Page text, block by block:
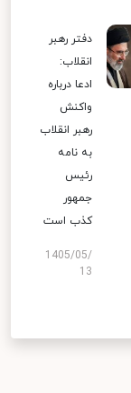
دفتر رهبر
انقلاب:
ادعا درباره
واکنش
رهبر انقلاب
به نامه
رئیس
جمهور
کذب است
1405/05/
13